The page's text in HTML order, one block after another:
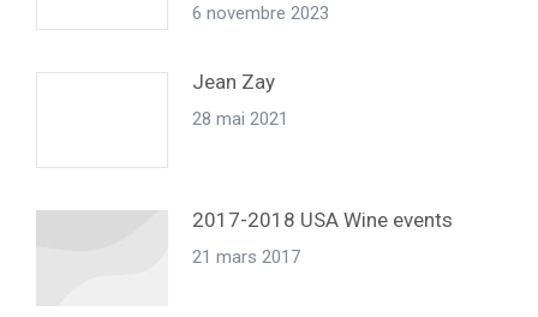
6 novembre 2023
Jean Zay
28 mai 2021
2017-2018 USA Wine events
21 mars 2017